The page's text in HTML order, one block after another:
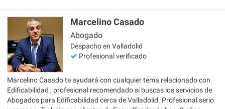
Marcelino Casado
Abogado
Despacho en Valladolid
Profesional verificado
Marcelino Casado te ayudará con cualquier tema relacionado con
Edificabilidad , profesional recomendado si buscas los servicios de
Abogados para Edificabilidad cerca de Valladolid. Profesional serio